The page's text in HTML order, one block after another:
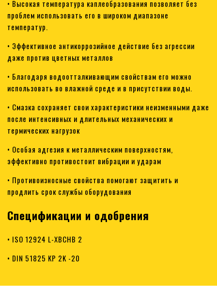
• Высокая температура каплеобразования позволяет без
проблем использовать его в широком диапазоне
температур.
• Эффективное антикоррозийное действие без агрессии
даже против цветных металлов
• Благодаря водоотталкивающим свойствам его можно
использовать во влажной среде и в присутствии воды.
• Смазка сохраняет свои характеристики неизменными даже
после интенсивных и длительных механических и
термических нагрузок
• Особая адгезия к металлическим поверхностям,
эффективно противостоит вибрации и ударам
• Противоизносные свойства помогают защитить и
продлить срок службы оборудования
Спецификации и одобрения
• ISO 12924 L-XBCHB 2
• DIN 51825 KP 2K -20